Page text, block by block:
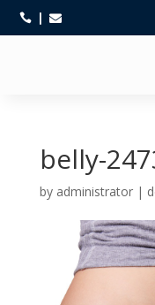
 
belly-
by administrator|